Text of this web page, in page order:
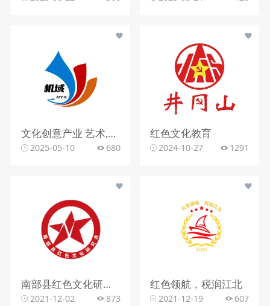
文化创意产业 艺术,抽象,色彩 该logo设计以简洁而富有创意的方式呈现。图形部分由几个抽象的色块组成，蓝色、红色和橙色的渐变 色块相互交织，形成一种动感和流畅的视觉效果，仿佛是艺术创作中的笔触或流动的线条。整体造型简 洁明了，却又富有变化和层次感，展现出一种现代感和时尚感，给人留下深刻的印象。
2025-05-10 680
红色文化教育
2024-10-27 1291
南部县红色文化研究会logo
2021-12-02 873
红色领航，税润江北
2021-12-19 607